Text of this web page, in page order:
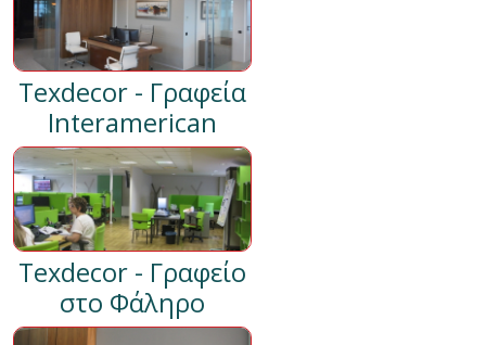
Texdecor - Γραφεία
Interamerican
Texdecor - Γραφείο
στο Φάληρο